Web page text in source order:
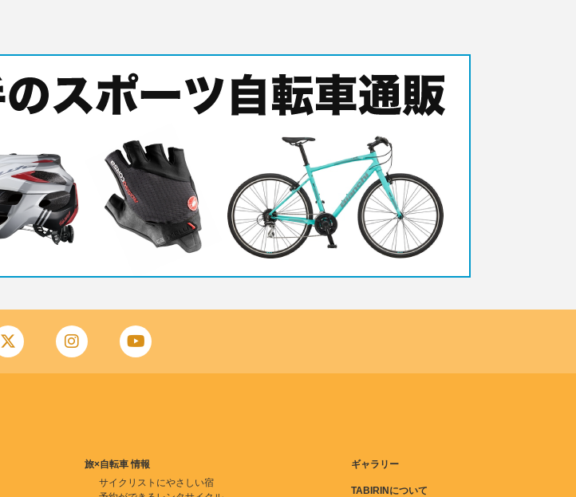
旅×自転車 情報
サイクリストにやさしい宿
ギャラリー
TABIRINについて